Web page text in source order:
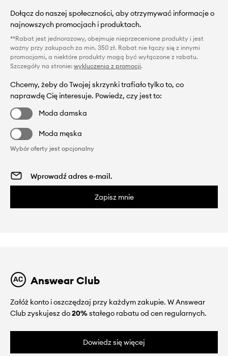
Dołącz do naszej społeczności, aby otrzymywać informacje o
najnowszych promocjach i produktach.
**Rabat jest jednorazowy, obejmuje nieprzecenione produkty i jest
ważny przy zakupach za min. 350 zł. Rabat nie łączy się z innymi
promocjami, a niektóre produkty mogą być wyłączone z rabatu.
Szczegóły na stronie: wykluczenia z promocji.
Chcemy, żeby do Twojej skrzynki trafiało tylko to, co
naprawdę Cię interesuje. Powiedz, czy jest to:
Moda damska
Moda męska
Wybór oferty jest opcjonalny
Zapisz mnie
Answear Club
Załóż konto i oszczędzaj przy każdym zakupie. W Answear
Club zyskujesz do20%stałego rabatu od cen regularnych.
Dowiedz się więcej